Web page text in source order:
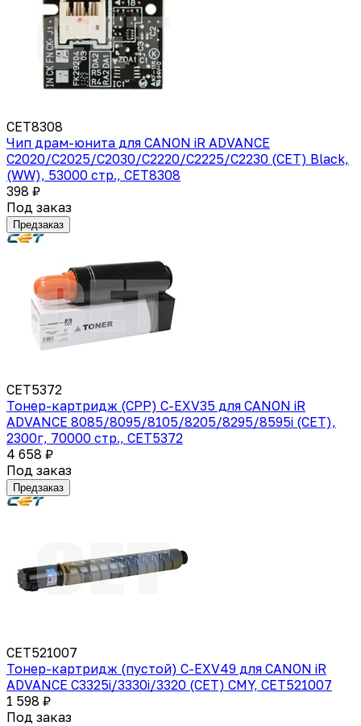
CET8308
Чип драм-юнита для CANON iR ADVANCE
C2020/C2025/C2030/C2220/C2225/C2230 (CET) Black,
(WW), 53000 стр., CET8308
398 ₽
Под заказ
Предзаказ
CET5372
Тонер-картридж (CPP) C-EXV35 для CANON iR
ADVANCE 8085/8095/8105/8205/8295/8595i (CET),
2300г, 70000 стр., CET5372
4 658 ₽
Под заказ
Предзаказ
CET521007
Тонер-картридж (пустой) C-EXV49 для CANON iR
ADVANCE C3325i/3330i/3320 (CET) CMY, CET521007
1 598 ₽
Под заказ